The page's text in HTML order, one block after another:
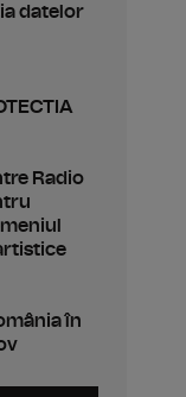
datelor
Radio
în